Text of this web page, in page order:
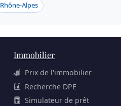
Rhône-Alpes
Immobilier
Prix de l'immobilier
Recherche DPE
Simulateur de prêt